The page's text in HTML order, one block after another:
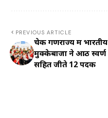
PREVIOUS ARTICLE
चेक गणराज्य में भारतीय
मुक्केबाजों ने आठ स्वर्ण
सहित जीते 12 पदक